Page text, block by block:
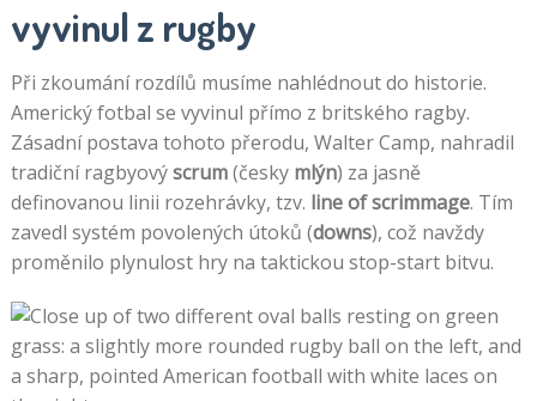
vyvinul z rugby
Při zkoumání rozdílů musíme nahlédnout do historie.
Americký fotbal se vyvinul přímo z britského ragby.
Zásadní postava tohoto přerodu, Walter Camp, nahradil
tradiční ragbyovýscrum(česky mlýn) za jasně
definovanou linii rozehrávky, tzv. line of scrimmage. Tím
zavedl systém povolených útoků (downs), což navždy
proměnilo plynulost hry na taktickou stop-start bitvu.